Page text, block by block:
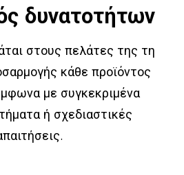
δυνατοτήτων
στους πελάτες της τη
κάθε προϊόντος
με συγκεκριμένα
ή σχεδιαστικές